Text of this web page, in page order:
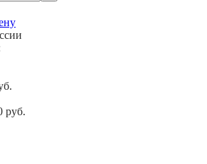
руб.